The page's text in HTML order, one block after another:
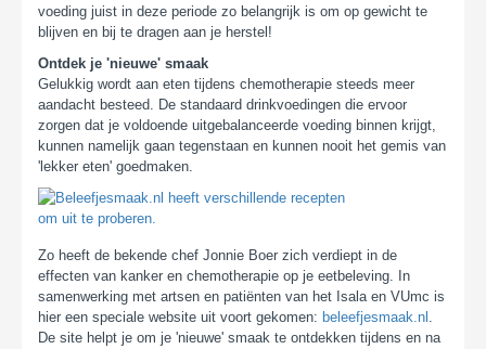
voeding juist in deze periode zo belangrijk is om op gewicht te
blijven en bij te dragen aan je herstel!
Ontdek je 'nieuwe' smaak
Gelukkig wordt aan eten tijdens chemotherapie steeds meer
aandacht besteed. De standaard drinkvoedingen die ervoor
zorgen dat je voldoende uitgebalanceerde voeding binnen krijgt,
kunnen namelijk gaan tegenstaan en kunnen nooit het gemis van
'lekker eten' goedmaken.
Zo heeft de bekende chef Jonnie Boer zich verdiept in de
effecten van kanker en chemotherapie op je eetbeleving. In
samenwerking met artsen en patiënten van het Isala en VUmc is
hier een speciale website uit voort gekomen: beleefjesmaak.nl .
De site helpt je om je 'nieuwe' smaak te ontdekken tijdens en na